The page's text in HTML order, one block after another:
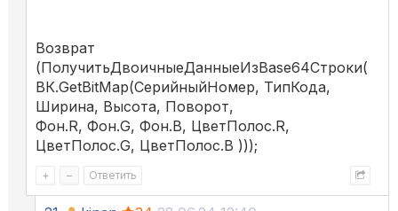
Возврат
(ПолучитьДвоичныеДанныеИзBase64Строки(
ВК.GetBitMap(СерийныйНомер, ТипКода,
Ширина, Высота, Поворот,
Фон.R, Фон.G, Фон.B, ЦветПолос.R,
ЦветПолос.G, ЦветПолос.B )));
+ – Ответить